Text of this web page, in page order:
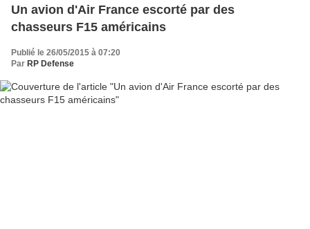
Un avion d'Air France escorté par des
chasseurs F15 américains
Publié le 26/05/2015 à 07:20
Par RP Defense